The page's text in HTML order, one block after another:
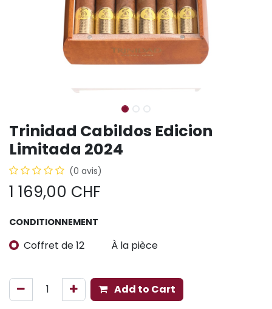
Trinidad Cabildos Edicion
Limitada 2024
(0 avis)
1 169,00 CHF
CONDITIONNEMENT
Coffret de 12 À la pièce
Add to Cart